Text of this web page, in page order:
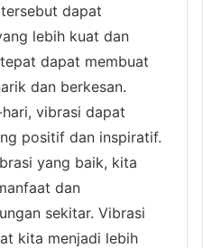
dapat
lebih kuat dan
dapat membuat
dan berkesan.
vibrasi dapat
positif dan inspiratif.
yang baik, kita
dan
sekitar. Vibrasi
kita menjadi lebih